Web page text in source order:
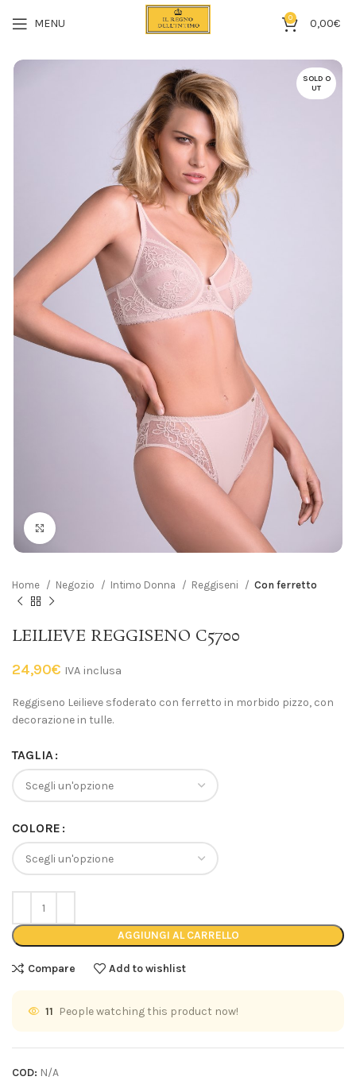
MENU 0 0,00€
SOLD O
UT
Home Negozio Intimo Donna Reggiseni Con ferretto
LEILIEVE REGGISENO C5700
24,90€ IVA inclusa
Reggiseno Leilieve sfoderato con ferretto in morbido pizzo, con
decorazione in tulle.
TAGLIA
COLORE
AGGIUNGI AL CARRELLO
Compare Add to wishlist
11 People watching this product now!
COD: N/A